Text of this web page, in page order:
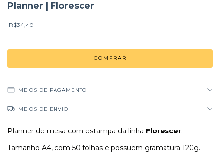
Planner | Florescer
R$34,40
MEIOS DE PAGAMENTO
MEIOS DE ENVIO
Planner de mesa com estampa da linha Florescer.
Tamanho A4, com 50 folhas e possuem gramatura 120g.